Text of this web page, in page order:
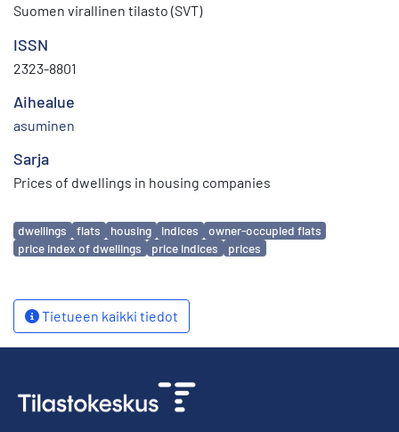
Suomen virallinen tilasto (SVT)
ISSN
2323-8801
Aihealue
asuminen
Sarja
Prices of dwellings in housing companies
Avainsanat
dwellings flats housing indices
owner-occupied flats
price index of dwellings
price indices prices
Tietueen kaikki tiedot